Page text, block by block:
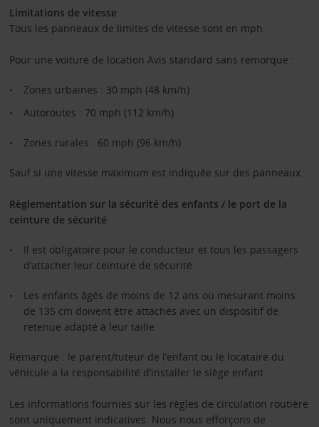
Limitations de vitesse
Tous les panneaux de limites de vitesse sont en mph.
Pour une voiture de location Avis standard sans remorque :
Zones urbaines : 30 mph (48 km/h)
Autoroutes : 70 mph (112 km/h)
Zones rurales : 60 mph (96 km/h)
Sauf si une vitesse maximum est indiquée sur des panneaux.
Règlementation sur la sécurité des enfants / le port de la
ceinture de sécurité
Il est obligatoire pour le conducteur et tous les passagers
d’attacher leur ceinture de sécurité
Les enfants âgés de moins de 12 ans ou mesurant moins
de 135 cm doivent être attachés avec un dispositif de
retenue adapté à leur taille
Remarque : le parent/tuteur de l’enfant ou le locataire du
véhicule a la responsabilité d’installer le siège enfant.
Les informations fournies sur les règles de circulation routière
sont uniquement indicatives. Nous nous efforçons de